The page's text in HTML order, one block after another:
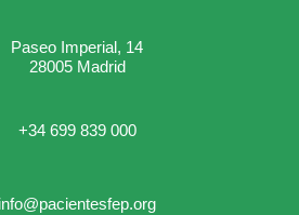
Paseo Imperial, 14
28005 Madrid
+34 699 839 000
info@pacientesfep.org